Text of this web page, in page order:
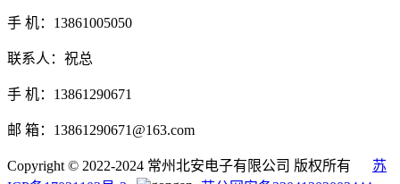
手 机：13861005050
联系人：祝总
手 机：13861290671
邮 箱：13861290671@163.com
Copyright © 2022-2024 常州北安电子有限公司 版权所有 苏